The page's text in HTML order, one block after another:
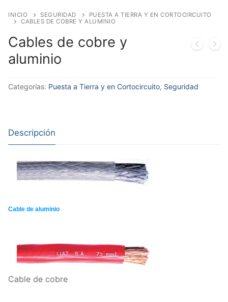
INICIO SEGURIDAD
PUESTA A TIERRA Y EN CORTOCIRCUITO
CABLES DE COBRE Y ALUMINIO
Cables de cobre y
aluminio
Categorías: Puesta a Tierra y en Cortocircuito, Seguridad
Descripción
Cable de aluminio
Cable de cobre